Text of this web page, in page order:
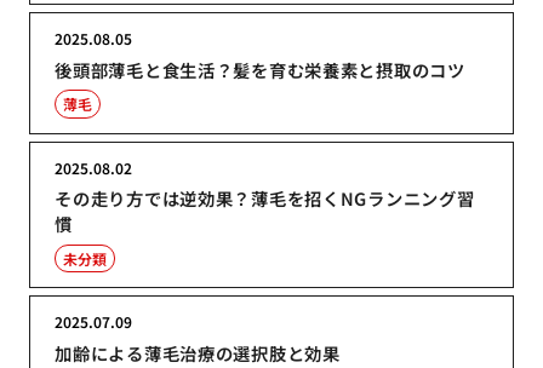
後頭部薄毛と食生活？髪を育む栄養素と摂取のコツ
2025.08.05
薄毛
その走り方では逆効果？薄毛を招くNGランニング習
慣
2025.08.02
未分類
加齢による薄毛治療の選択肢と効果
2025.07.09